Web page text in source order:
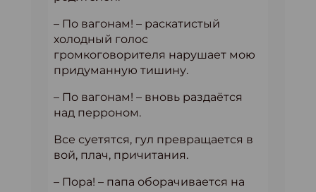
– По вагонам! – раскатистый
холодный голос
громкоговорителя нарушает мою
придуманную тишину.
– По вагонам! – вновь раздаётся
над перроном.
Все суетятся, гул превращается в
вой, плач, причитания.
– Пора! – папа оборачивается на